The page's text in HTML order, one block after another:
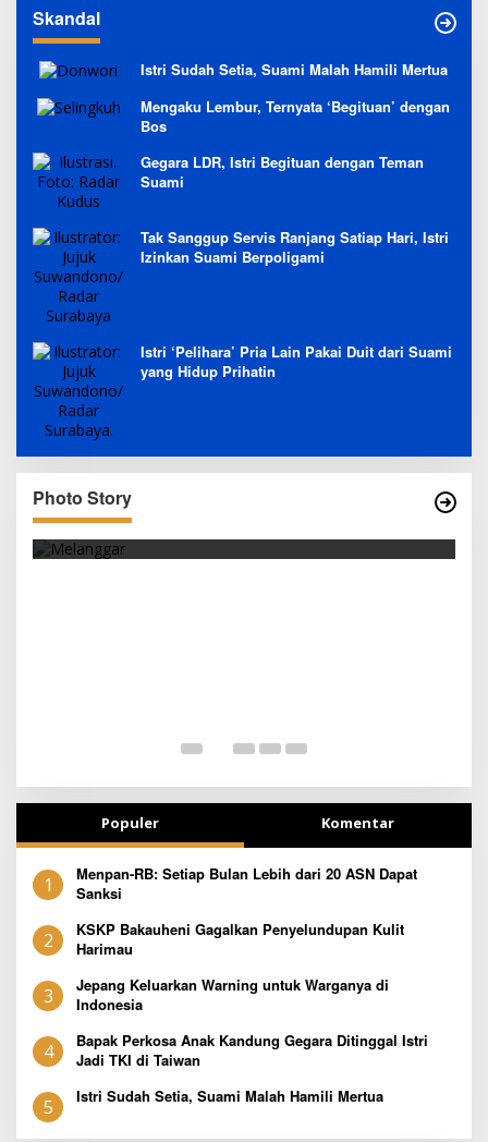
Skandal
Istri Sudah Setia, Suami Malah Hamili Mertua
Mengaku Lembur, Ternyata ‘Begituan’ dengan
Bos
Gegara LDR, Istri Begituan dengan Teman
Suami
Tak Sanggup Servis Ranjang Satiap Hari, Istri
Izinkan Suami Berpoligami
Istri ‘Pelihara’ Pria Lain Pakai Duit dari Suami
yang Hidup Prihatin
Photo Story
Populer Komentar
1
Menpan-RB: Setiap Bulan Lebih dari 20 ASN Dapat
Sanksi
2
KSKP Bakauheni Gagalkan Penyelundupan Kulit
Harimau
3
Jepang Keluarkan Warning untuk Warganya di
Indonesia
4
Bapak Perkosa Anak Kandung Gegara Ditinggal Istri
Jadi TKI di Taiwan
5 Istri Sudah Setia, Suami Malah Hamili Mertua